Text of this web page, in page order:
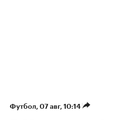
Футбол⁠, 07 авг, 10:14